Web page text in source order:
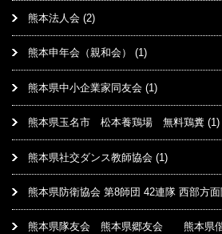
熊本法人会 (2)
熊本申年会（親和会） (1)
熊本県中小企業家同友会 (1)
熊本県玉名市 松本養鶏場 無料鶏糞 (1)
熊本県社交ダンス教師協会 (1)
熊本県防衛協会 第8師団 42連隊 西部方
熊本県隊友会 熊本県郷友会 熊本県